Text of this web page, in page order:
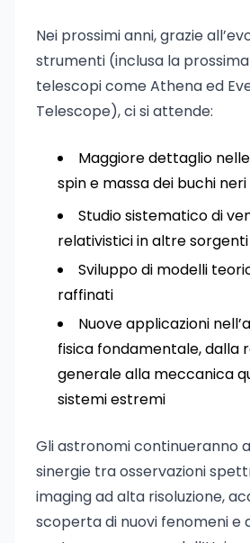
Nei prossimi anni, grazie
strumenti (inclusa la
telescopi come Athena ed
Telescope), ci si attende:
Maggiore dettaglio
spin e massa dei buchi neri
Studio sistematico di
relativistici in altre sorgenti
Sviluppo di modelli
raffinati
Nuove applicazioni
fisica fondamentale, dalla
generale alla meccanica
sistemi estremi
Gli astronomi continueranno
sinergie tra osservazioni
imaging ad alta risoluzione,
scoperta di nuovi fenomeni e